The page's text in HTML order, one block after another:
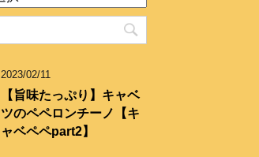
2023/02/11
【旨味たっぷり】キャベ
ツのペペロンチーノ【キ
ャベペペpart2】